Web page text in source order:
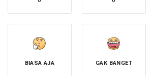
BIASA AJA GAK BANGET